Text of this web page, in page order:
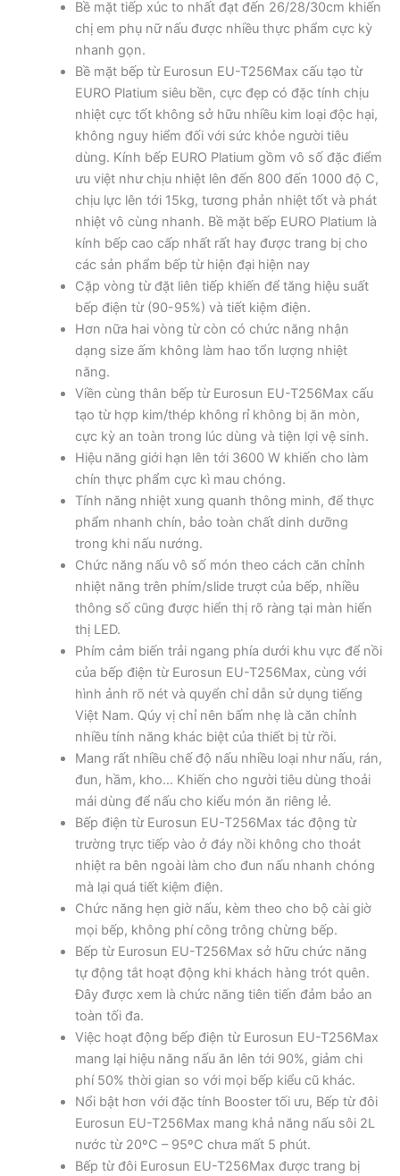
Bề mặt tiếp xúc to nhất đạt đến 26/28/30cm khiến
chị em phụ nữ nấu được nhiều thực phẩm cực kỳ
nhanh gọn.
Bề mặt bếp từ Eurosun EU-T256Max cấu tạo từ
EURO Platium siêu bền, cực đẹp có đặc tính chịu
nhiệt cực tốt không sở hữu nhiều kim loại độc hại,
không nguy hiểm đối với sức khỏe người tiêu
dùng. Kính bếp EURO Platium gồm vô số đặc điểm
ưu việt như chịu nhiệt lên đến 800 đến 1000 độ C,
chịu lực lên tới 15kg, tương phản nhiệt tốt và phát
nhiệt vô cùng nhanh. Bề mặt bếp EURO Platium là
kính bếp cao cấp nhất rất hay được trang bị cho
các sản phẩm bếp từ hiện đại hiện nay
Cặp vòng từ đặt liên tiếp khiến để tăng hiệu suất
bếp điện từ (90-95%) và tiết kiệm điện.
Hơn nữa hai vòng từ còn có chức năng nhận
dạng size ấm không làm hao tổn lượng nhiệt
năng.
Viền cùng thân bếp từ Eurosun EU-T256Max cấu
tạo từ hợp kim/thép không rỉ không bị ăn mòn,
cực kỳ an toàn trong lúc dùng và tiện lợi vệ sinh.
Hiệu năng giới hạn lên tới 3600 W khiến cho làm
chín thực phẩm cực kì mau chóng.
Tính năng nhiệt xung quanh thông minh, để thực
phẩm nhanh chín, bảo toàn chất dinh dưỡng
trong khi nấu nướng.
Chức năng nấu vô số món theo cách căn chỉnh
nhiệt năng trên phím/slide trượt của bếp, nhiều
thông số cũng được hiển thị rõ ràng tại màn hiển
thị LED.
Phím cảm biến trải ngang phía dưới khu vực để nồi
của bếp điện từ Eurosun EU-T256Max, cùng với
hình ảnh rõ nét và quyển chỉ dẫn sử dụng tiếng
Việt Nam. Qúy vị chỉ nên bấm nhẹ là căn chỉnh
nhiều tính năng khác biệt của thiết bị từ rồi.
Mang rất nhiều chế độ nấu nhiều loại như nấu, rán,
đun, hầm, kho… Khiến cho người tiêu dùng thoải
mái dùng để nấu cho kiểu món ăn riêng lẻ.
Bếp điện từ Eurosun EU-T256Max tác động từ
trường trực tiếp vào ở đáy nồi không cho thoát
nhiệt ra bên ngoài làm cho đun nấu nhanh chóng
mà lại quá tiết kiệm điện.
Chức năng hẹn giờ nấu, kèm theo cho bộ cài giờ
mọi bếp, không phí công trông chừng bếp.
Bếp từ Eurosun EU-T256Max sở hữu chức năng
tự động tắt hoạt động khi khách hàng trót quên.
Đây được xem là chức năng tiên tiến đảm bảo an
toàn tối đa.
Việc hoạt động bếp điện từ Eurosun EU-T256Max
mang lại hiệu năng nấu ăn lên tới 90%, giảm chi
phí 50% thời gian so với mọi bếp kiểu cũ khác.
Nổi bật hơn với đặc tính Booster tối ưu, Bếp từ đôi
Eurosun EU-T256Max mang khả năng nấu sôi 2L
nước từ 20ºC – 95ºC chưa mất 5 phút.
Bếp từ đôi Eurosun EU-T256Max được trang bị